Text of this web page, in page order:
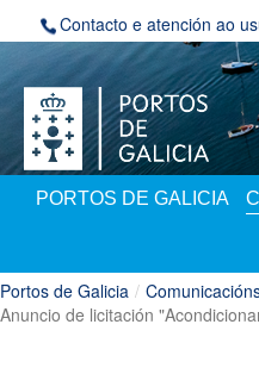
Volver ao contido
Contacto e atención ao
PORTOS DE GALICIA
Portos de Galicia /
Anuncio de licitación